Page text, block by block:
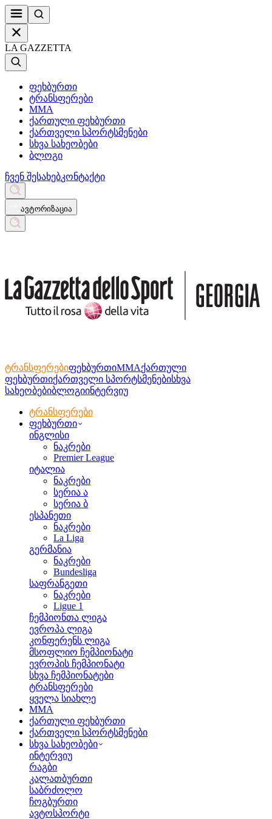
LA GAZZETTA
ფეხბურთი
ტრანსფერები
MMA
ქართული ფეხბურთი
ქართველი სპორტსმენები
სხვა სახეობები
ბლოგი
ჩვენ შესახებკონტაქტი
ავტორიზაცია
ტრანსფერებიფეხბურთიMMAქართული
ფეხბურთიქართველი სპორტსმენებისხვა
სახეობებიბლოგიინტერვიუ
ტრანსფერები
ფეხბურთი
ინგლისი
ნაკრები
Premier League
იტალია
ნაკრები
სერია ა
სერია ბ
ესპანეთი
ნაკრები
La Liga
გერმანია
ნაკრები
Bundesliga
საფრანგეთი
ნაკრები
Ligue 1
ჩემპიონთა ლიგა
ევროპა ლიგა
კონფერენს ლიგა
მსოფლიო ჩემპიონატი
ევროპის ჩემპიონატი
სხვა ჩემპიონატები
ტრანსფერები
ყველა სიახლე
MMA
ქართული ფეხბურთი
ქართველი სპორტსმენები
სხვა სახეობები
ინტერვიუ
რაგბი
კალათბურთი
საბრძოლო
ჩოგბურთი
ავტოსპორტი